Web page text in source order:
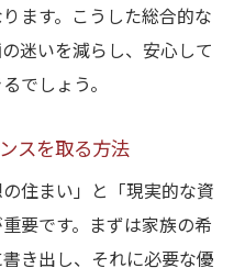
ます。こうした総合的な
迷いを減らし、安心して
でしょう。
スを取る方法
住まい」と「現実的な資
要です。まずは家族の希
き出し、それに必要な優